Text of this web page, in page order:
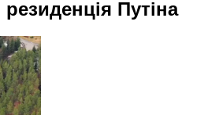
резиденція Путіна